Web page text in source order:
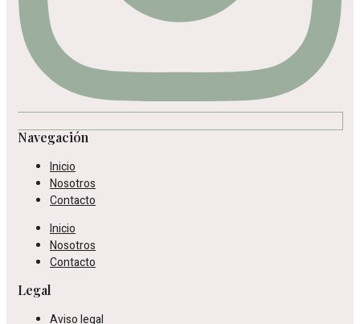
Navegación
Inicio
Nosotros
Contacto
Inicio
Nosotros
Contacto
Legal
Aviso legal